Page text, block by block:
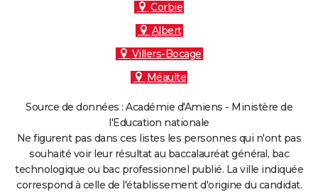
Corbie
Albert
Villers-Bocage
Méaulte
Source de données : Académie d'Amiens - Ministère de
l'Education nationale
Ne figurent pas dans ces listes les personnes qui n'ont pas
souhaité voir leur résultat au baccalauréat général, bac
technologique ou bac professionnel publié. La ville indiquée
correspond à celle de l'établissement d'origine du candidat.